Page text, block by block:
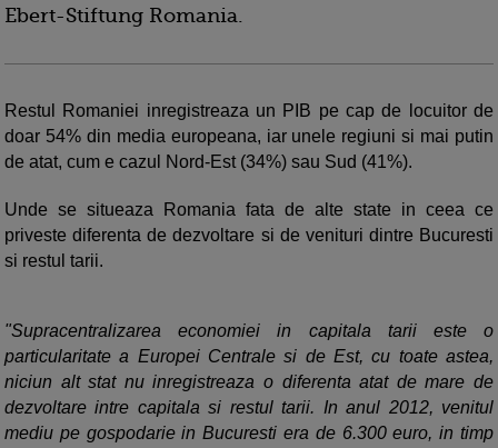
Ebert-Stiftung Romania.
Restul Romaniei inregistreaza un PIB pe cap de locuitor de
doar 54% din media europeana, iar unele regiuni si mai putin
de atat, cum e cazul Nord-Est (34%) sau Sud (41%).
Unde se situeaza Romania fata de alte state in ceea ce
priveste diferenta de dezvoltare si de venituri dintre Bucuresti
si restul tarii.
"Supracentralizarea economiei in capitala tarii este o
particularitate a Europei Centrale si de Est, cu toate astea,
niciun alt stat nu inregistreaza o diferenta atat de mare de
dezvoltare intre capitala si restul tarii. In anul 2012, venitul
mediu pe gospodarie in Bucuresti era de 6.300 euro, in timp